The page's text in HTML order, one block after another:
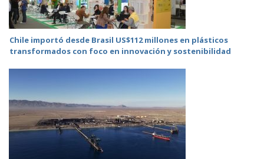
Chile importó desde Brasil US$112 millones en plásticos
transformados con foco en innovación y sostenibilidad